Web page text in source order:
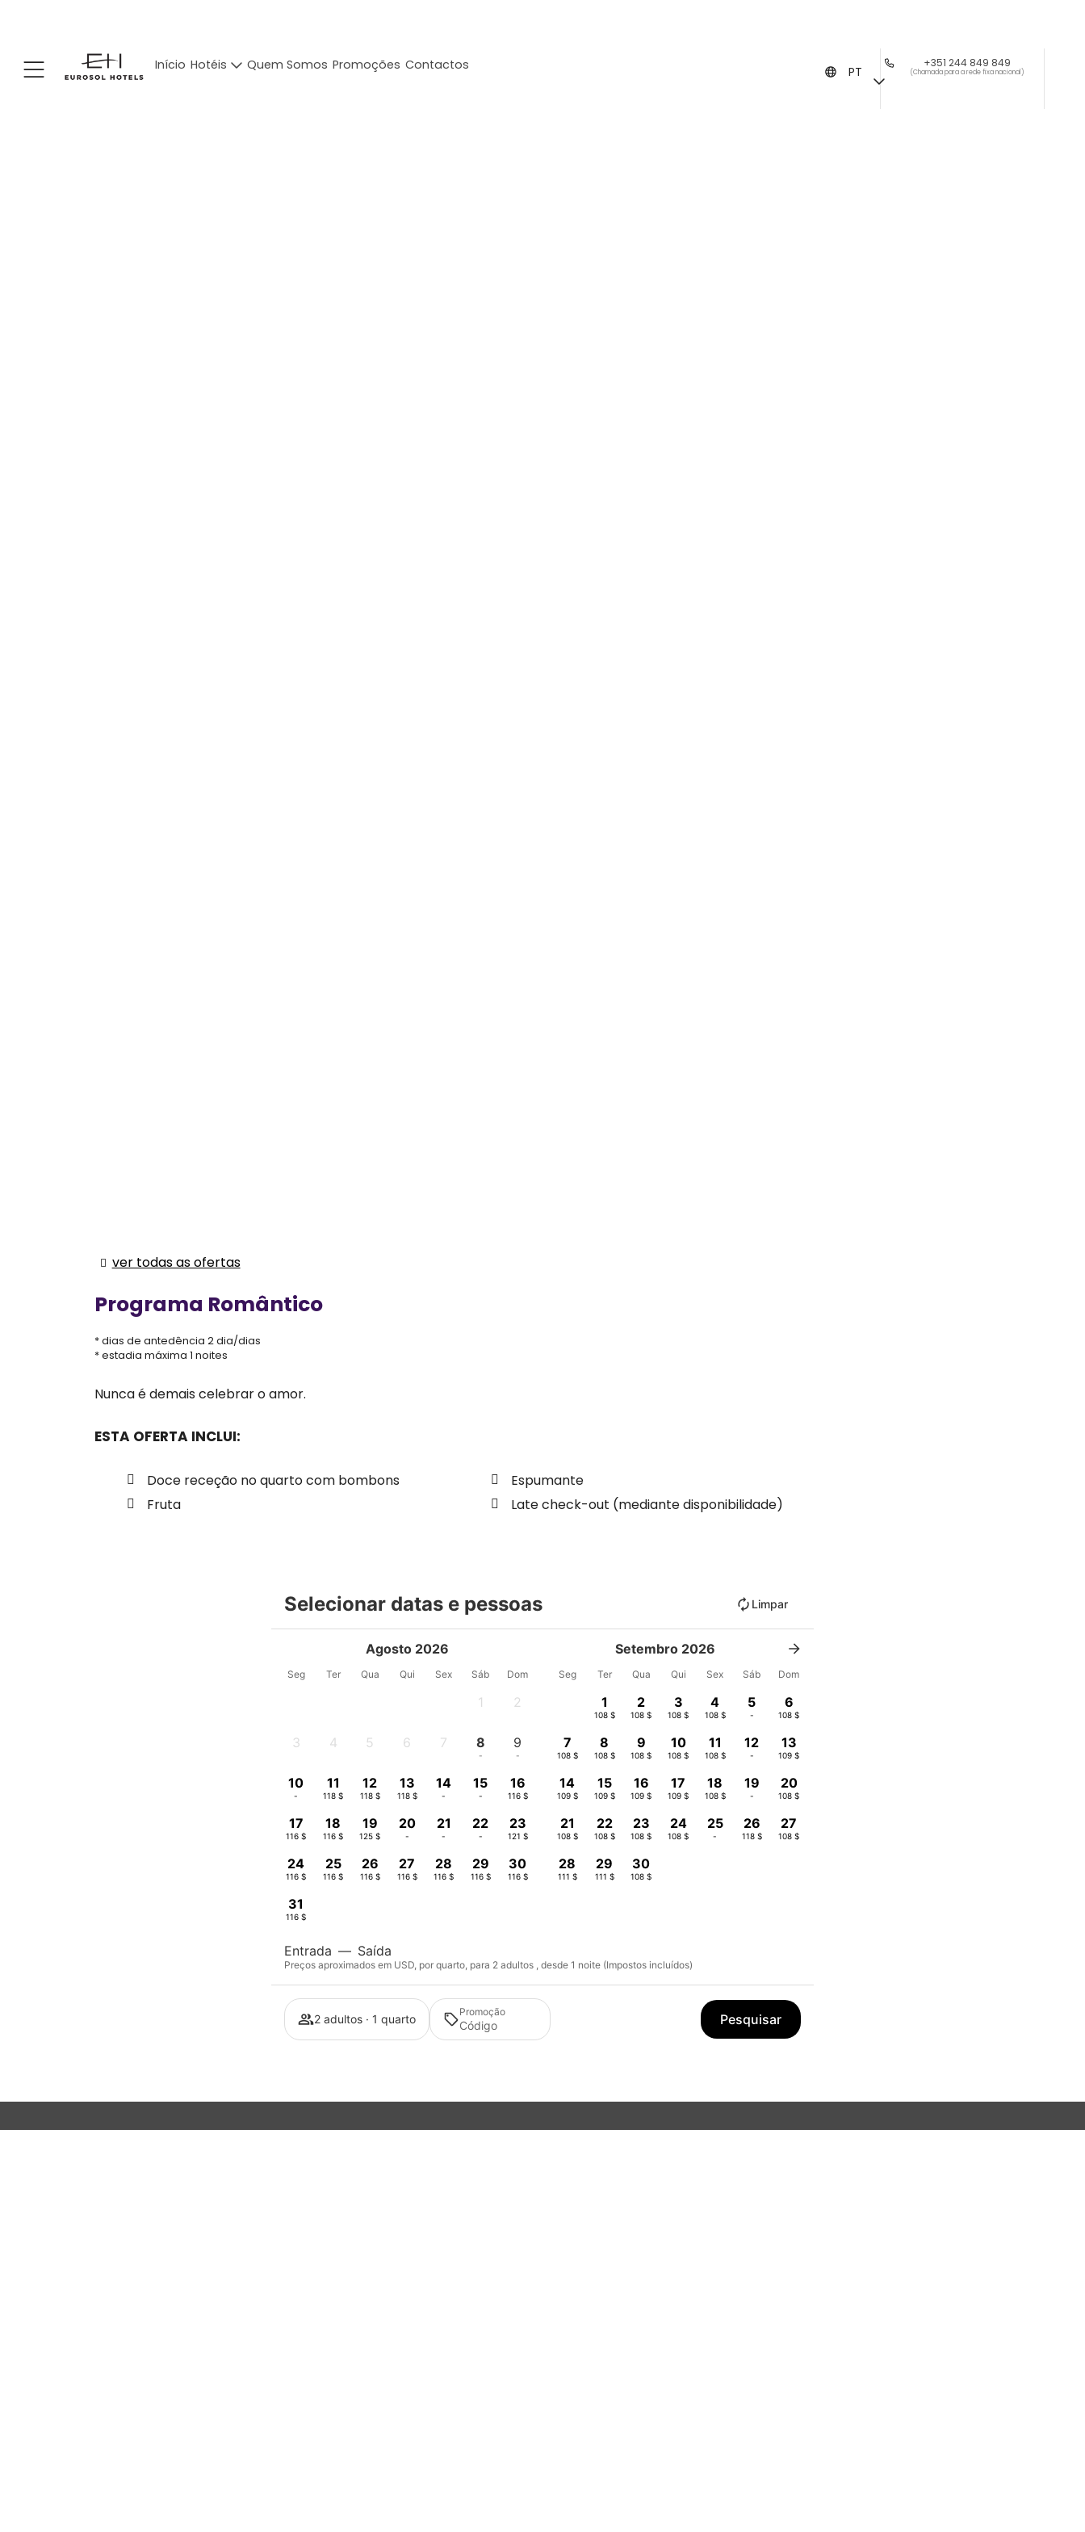
Início Hotéis Quem Somos Promoções Contactos +351 244 849 849
(Chamada para a rede fixa nacional)
PT
ver todas as ofertas
Programa Romântico
dias de antedência 2 dia/dias
estadia máxima 1 noites
Nunca é demais celebrar o amor.
ESTA OFERTA INCLUI:
Doce receção no quarto com bombons
Espumante
Fruta
Late check-out (mediante disponibilidade)
Selecionar datas e pessoas Limpar
Agosto 2026
Seg Ter Qua Qui Sex Sáb Dom
1 2
3 4 5 6 7 8
-
9
-
10
-
11
118 $
12
118 $
13
118 $
14
-
15
-
16
116 $
17
116 $
18
116 $
19
125 $
20
-
21
-
22
-
23
121 $
24
116 $
25
116 $
26
116 $
27
116 $
28
116 $
29
116 $
30
116 $
31
116 $
Setembro 2026
Seg Ter Qua Qui Sex Sáb Dom
1
108 $
2
108 $
3
108 $
4
108 $
5
-
6
108 $
7
108 $
8
108 $
9
108 $
10
108 $
11
108 $
12
-
13
109 $
14
109 $
15
109 $
16
109 $
17
109 $
18
108 $
19
-
20
108 $
21
108 $
22
108 $
23
108 $
24
108 $
25
-
26
118 $
27
108 $
28
111 $
29
111 $
30
108 $
Entrada — Saída
Preços aproximados em USD, por quarto, para 2 adultos , desde 1 noite (Impostos incluídos)
2 adultos · 1 quarto Promoção Pesquisar